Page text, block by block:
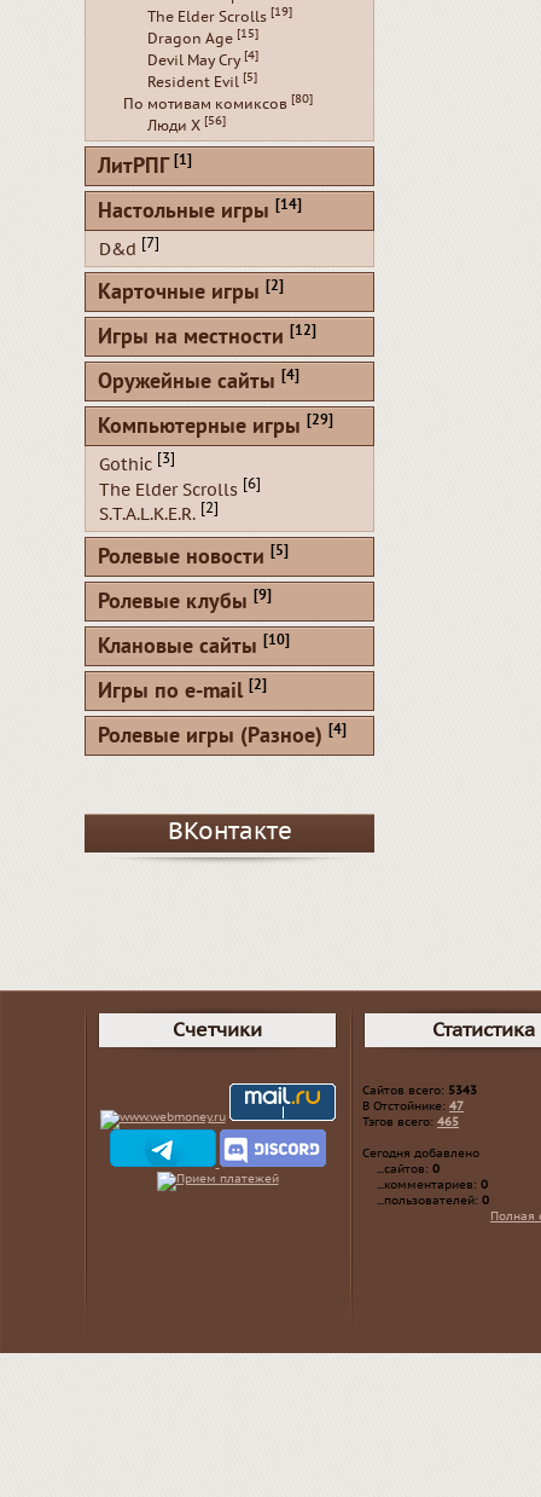
The Elder Scrolls [19]
Dragon Age [15]
Devil May Cry [4]
Resident Evil [5]
По мотивам комиксов [80]
Люди Х [56]
ЛитРПГ [1]
Настольные игры [14]
D&d [7]
Карточные игры [2]
Игры на местности [12]
Оружейные сайты [4]
Компьютерные игры [29]
Gothic [3]
The Elder Scrolls [6]
S.T.A.L.K.E.R. [2]
Ролевые новости [5]
Ролевые клубы [9]
Клановые сайты [10]
Игры по e-mail [2]
Ролевые игры (Разное) [4]
ВКонтакте
Счетчики Статистика
Сайтов всего: 5343
В Отстойнике: 47
Тэгов всего: 465
Сегодня добавлено
...сайтов: 0
...комментариев: 0
...пользователей: 0
Полная